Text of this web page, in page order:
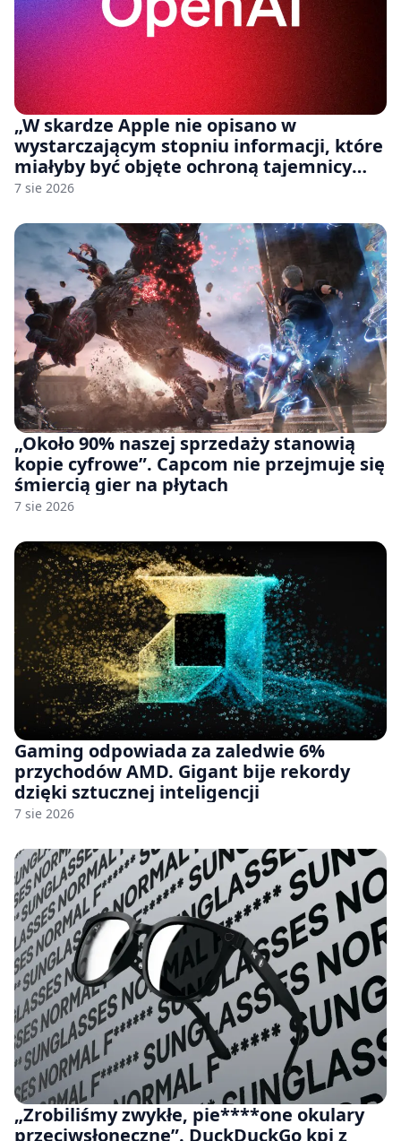
„W skardze Apple nie opisano w
wystarczającym stopniu informacji, które
miałyby być objęte ochroną tajemnicy
handlowej”. OpenAI żąda odrzucenia
7 sie 2026
„Około 90% naszej sprzedaży stanowią
kopie cyfrowe”. Capcom nie przejmuje się
śmiercią gier na płytach
7 sie 2026
Gaming odpowiada za zaledwie 6%
przychodów AMD. Gigant bije rekordy
dzięki sztucznej inteligencji
7 sie 2026
„Zrobiliśmy zwykłe, pie****one okulary
przeciwsłoneczne”. DuckDuckGo kpi z